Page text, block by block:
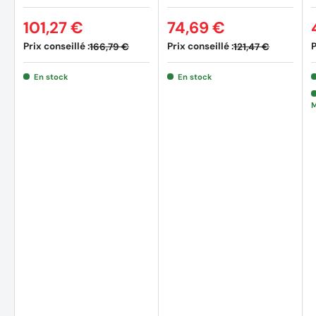
Accessoires
1X Sac à poussières textile
Prix conseillé :166,79 €
101,27 €
En stock
Prix conseillé :121,47 €
74,69 €
En stock